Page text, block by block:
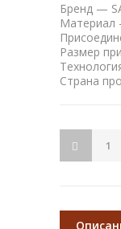
Бренд —
Материал
Размер
Страна